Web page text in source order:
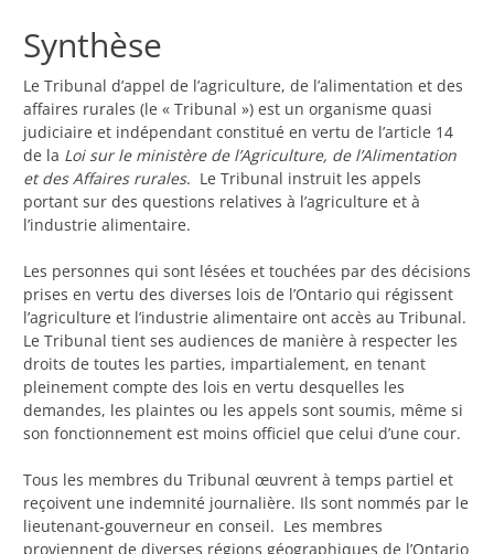
Synthèse
Le Tribunal d’appel de l’agriculture, de l’alimentation et des
affaires rurales (le « Tribunal ») est un organisme quasi
judiciaire et indépendant constitué en vertu de l’article 14
de la Loi sur le ministère de l’Agriculture, de l’Alimentation
et des Affaires rurales. Le Tribunal instruit les appels
portant sur des questions relatives à l’agriculture et à
l’industrie alimentaire.
Les personnes qui sont lésées et touchées par des décisions
prises en vertu des diverses lois de l’Ontario qui régissent
l’agriculture et l’industrie alimentaire ont accès au Tribunal.
Le Tribunal tient ses audiences de manière à respecter les
droits de toutes les parties, impartialement, en tenant
pleinement compte des lois en vertu desquelles les
demandes, les plaintes ou les appels sont soumis, même si
son fonctionnement est moins officiel que celui d’une cour.
Tous les membres du Tribunal œuvrent à temps partiel et
reçoivent une indemnité journalière. Ils sont nommés par le
lieutenant-gouverneur en conseil. Les membres
proviennent de diverses régions géographiques de l’Ontario